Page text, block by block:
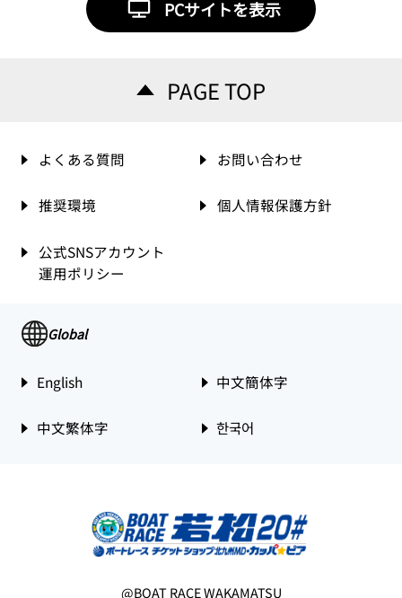
PCサイトを表示
PAGE TOP
よくある質問 お問い合わせ
推奨環境 個人情報保護方針
公式SNSアカウント
運用ポリシー
Global
English 中文簡体字
中文繁体字 한국어
@BOAT RACE WAKAMATSU